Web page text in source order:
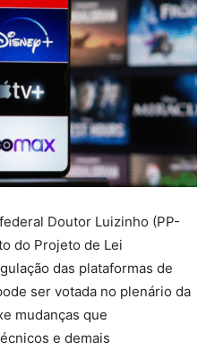
Doutor Luizinho (PP-
do Projeto de Lei
das plataformas de
ser votada no plenário da
mudanças que
e demais